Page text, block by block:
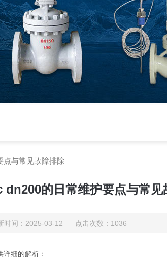
点与常见故障排除
dn200的日常维护要点与常见
时间：2025-03-12 点击次数：1036
细的解析：